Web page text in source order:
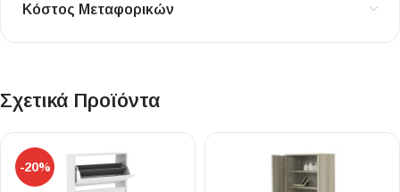
Κόστος Μεταφορικών
Σχετικά Προϊόντα
-20%